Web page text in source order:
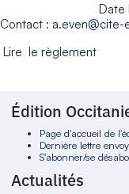
Date
Contact : a.even@cite-
Lire le règlement
Édition
Page d'accueil de
Dernière lettre
S'abonner/se
Actualités